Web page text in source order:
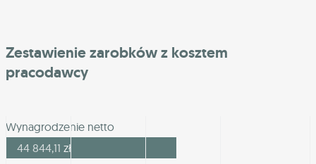
Zestawienie zarobków z kosztem
pracodawcy
Wynagrodzenie netto
44 844,11 zł